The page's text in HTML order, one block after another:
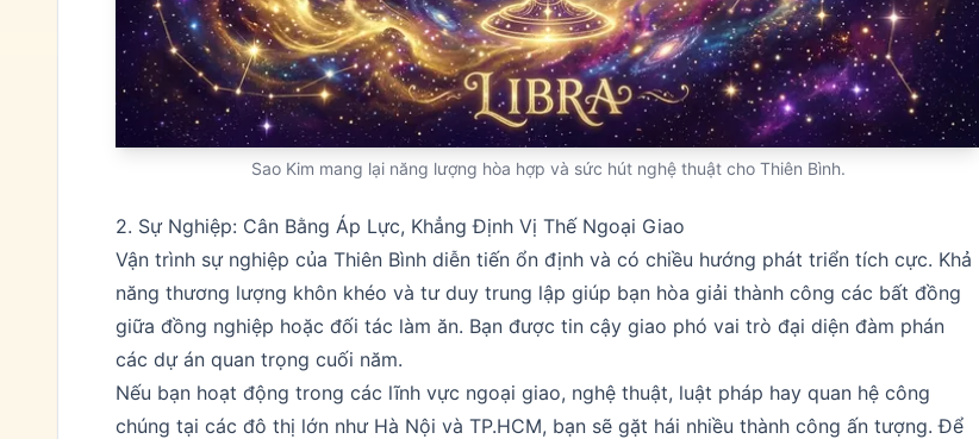
Sao Kim mang lại năng lượng hòa hợp và sức hút nghệ thuật cho Thiên Bình.
2. Sự Nghiệp: Cân Bằng Áp Lực, Khẳng Định Vị Thế Ngoại Giao
Vận trình sự nghiệp của Thiên Bình diễn tiến ổn định và có chiều hướng phát triển tích cực. Khả
năng thương lượng khôn khéo và tư duy trung lập giúp bạn hòa giải thành công các bất đồng
giữa đồng nghiệp hoặc đối tác làm ăn. Bạn được tin cậy giao phó vai trò đại diện đàm phán
các dự án quan trọng cuối năm.
Nếu bạn hoạt động trong các lĩnh vực ngoại giao, nghệ thuật, luật pháp hay quan hệ công
chúng tại các đô thị lớn như Hà Nội và TP.HCM, bạn sẽ gặt hái nhiều thành công ấn tượng. Để